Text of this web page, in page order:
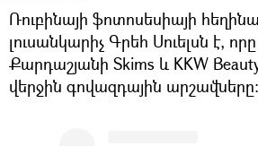
Ռուբինայի ֆոտոսեսիայի
լուսանկարիչ Գրեհ Սուելսն է,
Քարդաշյանի Skims և KKW
վերջին գովազդային արշավները։